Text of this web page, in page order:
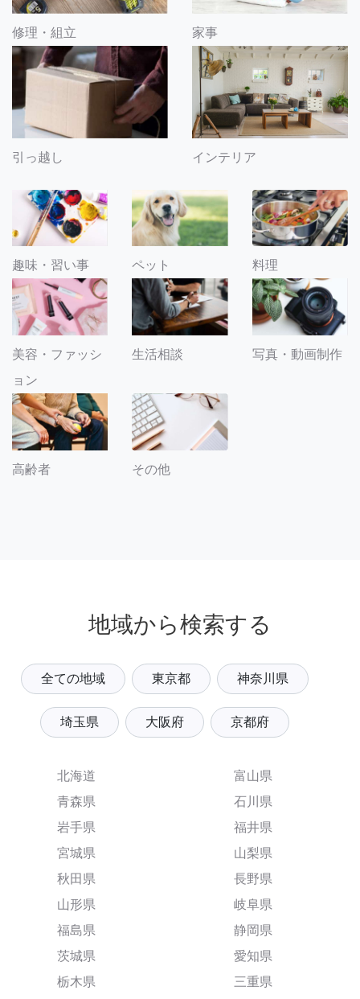
修理・組立 家事
引っ越し インテリア
趣味・習い事 ペット 料理
美容・ファッシ
ョン
生活相談 写真・動画制作
高齢者 その他
地域から検索する
全ての地域 東京都 神奈川県
埼玉県 大阪府 京都府
北海道
青森県
岩手県
宮城県
秋田県
山形県
福島県
茨城県
栃木県
富山県
石川県
福井県
山梨県
長野県
岐阜県
静岡県
愛知県
三重県